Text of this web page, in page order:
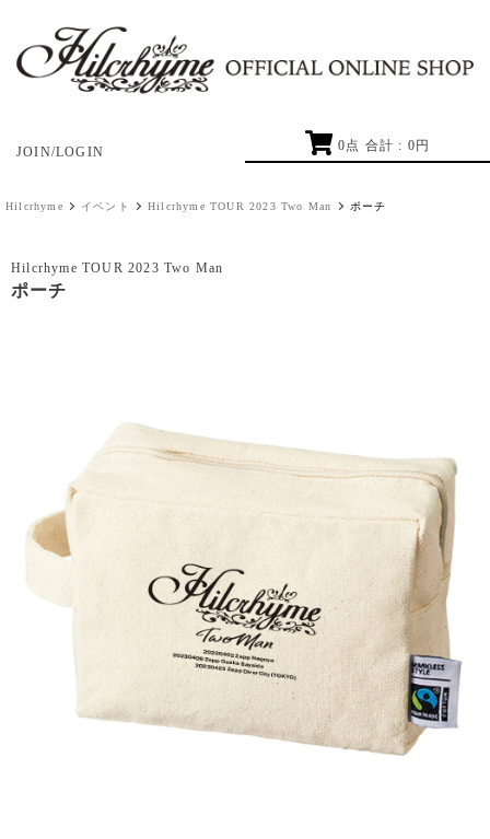
JOIN/LOGIN 0 点 合計 : 0円
Hilcrhyme イベント Hilcrhyme TOUR 2023 Two Man ポーチ
Hilcrhyme TOUR 2023 Two Man
ポーチ